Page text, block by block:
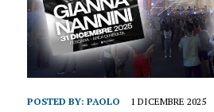
POSTED BY: PAOLO 1 DICEMBRE 2025